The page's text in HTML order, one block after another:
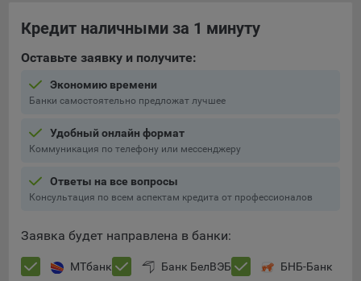
Кредит наличными за 1 минуту
Оставьте заявку и получите:
Экономию времени
Банки самостоятельно предложат лучшее
Удобный онлайн формат
Коммуникация по телефону или мессенджеру
Ответы на все вопросы
Консультация по всем аспектам кредита от профессионалов
Заявка будет направлена в банки:
МТбанк Банк БелВЭБ БНБ-Банк